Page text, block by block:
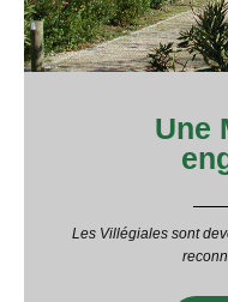
Une
Les Villégiales sont